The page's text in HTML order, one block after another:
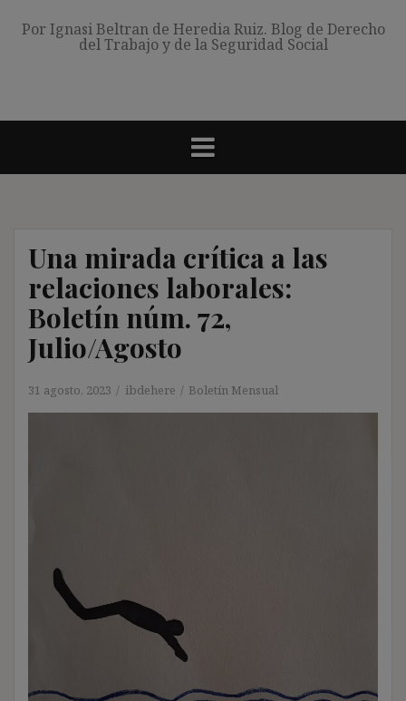
Por Ignasi Beltran de Heredia Ruiz. Blog de Derecho
del Trabajo y de la Seguridad Social
Una mirada crítica a las
relaciones laborales:
Boletín núm. 72,
Julio/Agosto
31 agosto, 2023 ibdehere Boletín Mensual